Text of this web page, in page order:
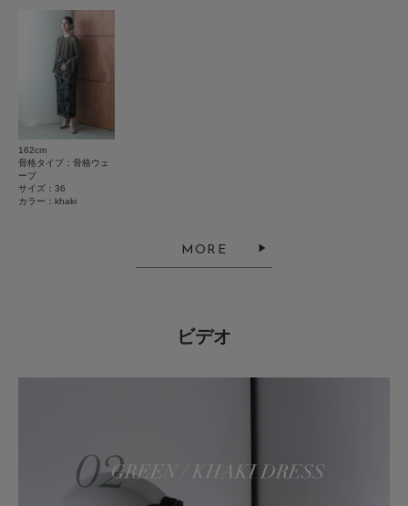
裏地 : あり
光沢 : なし
ポケット : なし
162cm
骨格タイプ：骨格ウェ
ーブ
サイズ：36
カラー：khaki
MORE
ビデオ